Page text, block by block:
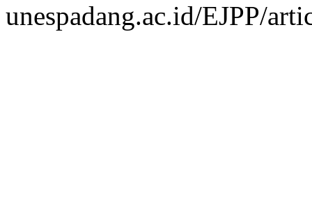
unespadang.ac.id/EJPP/